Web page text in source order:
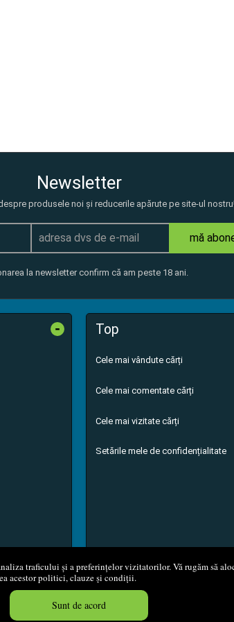
traficului și a preferințelor vizitatorilor. Vă rugăm să
acestor politici, clauze și condiții.
Sunt de acord
Newsletter
produsele noi și reducerile apărute pe site-ul nostru!
mă
la newsletter confirm că am peste 18 ani.
- Top
Cele mai vândute cărți
Cele mai comentate cărți
Cele mai vizitate cărți
Setările mele de confidențialitate
Net Distribution S.R.L. Magazin online
Created in 0.0572 sec